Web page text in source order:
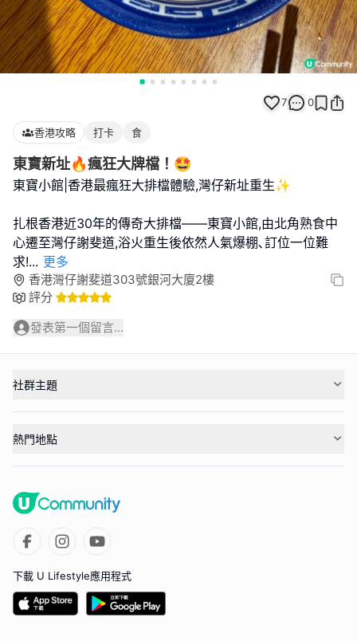
7 0
香港攻略 打卡 食
東寶新址🔥瘋狂大牌檔！🤩
東寶小館|香港最瘋狂大排檔體驗,灣仔新址重生✨
扎根香港近30年的傳奇大排檔——東寶小館,由北角熟食中
心遷至灣仔謝斐道,浴火重生後依然人氣爆棚､訂位一位難
求!... 更多
香港灣仔謝斐道303號銀河大廈2樓
評分
發表第一個留言...
社群主題
熱門地點
下載 U Lifestyle應用程式